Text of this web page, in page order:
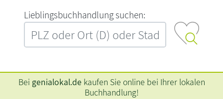
L‍i‍e‍b‍l‍i‍n‍g‍s‍b‍u‍c‍h‍h‍a‍n‍d‍l‍u‍n‍g‍ ‍s‍u‍c‍h‍e‍n‍:‍
Bei genialokal.de kaufen Sie online bei Ihrer lokalen
Buchhandlung!